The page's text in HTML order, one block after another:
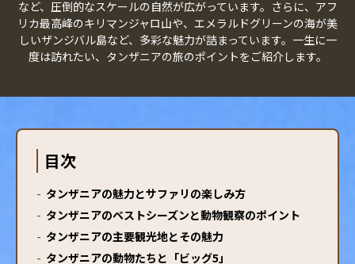
など、圧倒的なスケールの自然が広がっています。さらに、アフ
リカ最高峰のキリマンジャロ山や、エメラルドグリーンの海が美
しいザンジバル島など、多彩な魅力が詰まっています。一生に一
度は訪れたい、タンザニアの旅のポイントをご紹介します。
目次
- タンザニアの魅力とサファリの楽しみ方
- タンザニアのベストシーズンと動物観察のポイント
- タンザニアの主要観光地とその魅力
- タンザニアの動物たちと「ビッグ5」